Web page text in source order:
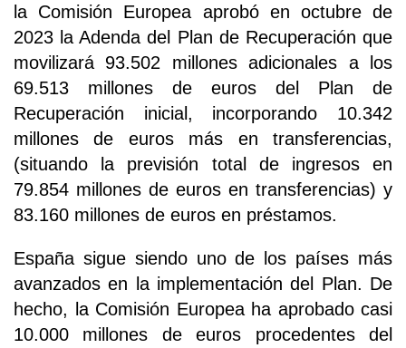
la Comisión Europea aprobó en octubre de
2023 la Adenda del Plan de Recuperación que
movilizará 93.502 millones adicionales a los
69.513 millones de euros del Plan de
Recuperación inicial, incorporando 10.342
millones de euros más en transferencias,
(situando la previsión total de ingresos en
79.854 millones de euros en transferencias) y
83.160 millones de euros en préstamos.
España sigue siendo uno de los países más
avanzados en la implementación del Plan. De
hecho, la Comisión Europea ha aprobado casi
10.000 millones de euros procedentes del